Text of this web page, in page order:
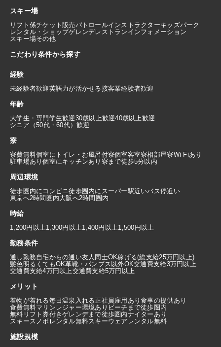
スキー場
リフト係チケット販売パトロールインストラクターキッズパーク
レンタル・ショップゲレンデレストラン インフォメーション
スキー場その他
こだわり条件から探す
経験
未経験者歓迎英語力が活かせる接客業経験者歓迎
年齢
大学生・専門学生歓迎30歳以上歓迎40歳以上歓迎
シニア（50代・60代）歓迎
寮
寮費無料個室にトイレ・お風呂付寮個室客室寮相部屋寮Wi-Fiあり
駐車場あり個室にキッチンあり 寮まで徒歩5分以内
周辺環境
徒歩圏内にコンビニ徒歩圏内にスーパー駅近いバス停近い
東京へ2時間圏内大阪へ2時間圏内
時給
1,200円以上1,300円以上1,400円以上1,500円以上
勤務条件
通し勤務自宅からの通い友人同士OK稼げる(総支給25万円以上)
髪色明るくてもOK革靴・パンプス以外OK交通費支給3万円以上
交通費支給4万円以上交通費支給5万円以上
メリット
着物が着れる毎日温泉入れる正社員雇用あり食事の提供あり
食費無料マリンレジャー環境あり ビーチまで徒歩圏内
無料リフト券付きゲレンデまで徒歩圏内ナイターあり
スキースノボレンタル無料スキーウェアレンタル無料
施設規模